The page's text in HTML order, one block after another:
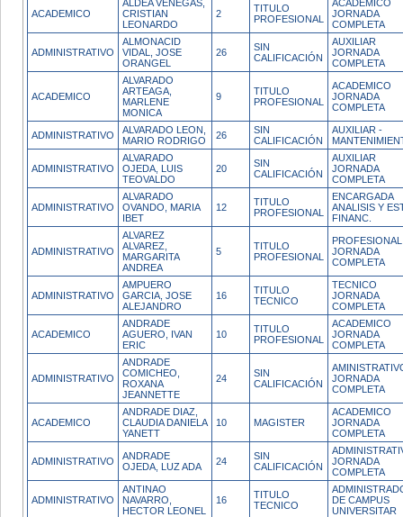
ACADEMICO
ALDEA VENEGAS,
CRISTIAN
LEONARDO
2
TITULO
PROFESIONAL
ACADEMICO
JORNADA
COMPLETA
ADMINISTRATIVO
ALMONACID
VIDAL, JOSE
ORANGEL
26
SIN
CALIFICACIÓN
AUXILIAR
JORNADA
COMPLETA
ACADEMICO
ALVARADO
ARTEAGA,
MARLENE
MONICA
9
TITULO
PROFESIONAL
ACADEMICO
JORNADA
COMPLETA
ADMINISTRATIVO
ALVARADO LEON,
MARIO RODRIGO
26
SIN
CALIFICACIÓN
AUXILIAR -
ADMINISTRATIVO
ALVARADO
OJEDA, LUIS
TEOVALDO
20
SIN
CALIFICACIÓN
AUXILIAR
JORNADA
COMPLETA
ADMINISTRATIVO
ALVARADO
OVANDO, MARIA
IBET
12
TITULO
PROFESIONAL
ENCARGADA
ANALISIS Y
FINANC.
ADMINISTRATIVO
ALVAREZ
ALVAREZ,
MARGARITA
ANDREA
5
TITULO
PROFESIONAL
PROFESIONAL
JORNADA
COMPLETA
ADMINISTRATIVO
AMPUERO
GARCIA, JOSE
ALEJANDRO
16
TITULO
TECNICO
TECNICO
JORNADA
COMPLETA
ACADEMICO
ANDRADE
AGUERO, IVAN
ERIC
10
TITULO
PROFESIONAL
ACADEMICO
JORNADA
COMPLETA
ADMINISTRATIVO
ANDRADE
COMICHEO,
ROXANA
JEANNETTE
24
SIN
CALIFICACIÓN
JORNADA
COMPLETA
ACADEMICO
ANDRADE DIAZ,
CLAUDIA DANIELA
YANETT
10 MAGISTER
ACADEMICO
JORNADA
COMPLETA
ADMINISTRATIVO
ANDRADE
OJEDA, LUZ ADA
24
SIN
CALIFICACIÓN
JORNADA
COMPLETA
ADMINISTRATIVO
ANTINAO
NAVARRO,
HECTOR LEONEL
16
TITULO
TECNICO
DE CAMPUS
UNIVERSITAR